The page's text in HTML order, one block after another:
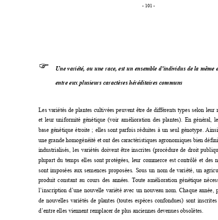
- 101 -
) Une variété, ou une race, est un ensemble d’individus de la même
entre eux plusieurs caractères héréditaires communs
Les variétés de plantes cultivées peuvent être de différents types selon leur
et leur uniformité génétique (voir amélioration des plantes). En général,
base génétique étroite ; elles sont parfois réduites à un seul génotype.
une grande homogénéité et ont des caractéristiques agronomiques bien
industrialisés, les variétés doivent être inscrites (procédure de droit
plupart du temps elles sont protégées, leur commerce est contrôlé et des
sont imposées aux semences proposées. Sous un nom de variété, un
produit constant au cours des années. Toute amélioration génétique
l’inscription d’une nouvelle variété avec un nouveau nom. Chaque année,
de nouvelles variétés de plantes (toutes espèces confondues) sont
d’entre elles viennent remplacer de plus anciennes devenues obsolètes.